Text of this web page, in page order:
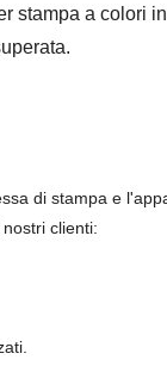
stampa a colori
di stampa e
clienti: